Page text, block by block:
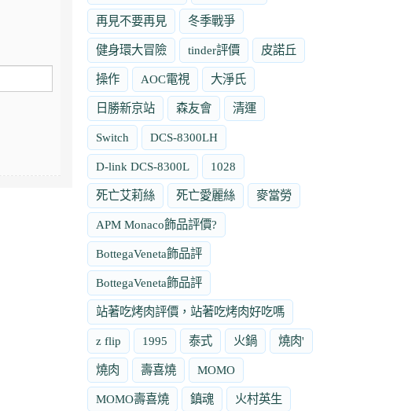
再見不要再見 冬季戰爭
健身環大冒險 tinder評價 皮諾丘
操作 AOC電視 大淨氏
日勝新京站 森友會 清運
Switch DCS-8300LH
D-link DCS-8300L 1028
死亡艾莉絲 死亡愛麗絲 麥當勞
APM Monaco飾品評價?
BottegaVeneta飾品評
BottegaVeneta飾品評
站著吃烤肉評價，站著吃烤肉好吃嗎
z flip 1995 泰式 火鍋 燒肉'
燒肉 壽喜燒 MOMO
MOMO壽喜燒 鎮魂 火村英生